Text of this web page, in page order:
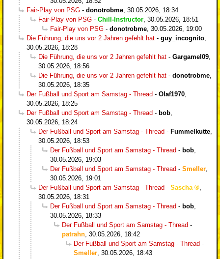
Fair-Play von PSG - donotrobme, 30.05.2026, 18:34
Fair-Play von PSG - Chill-Instructor, 30.05.2026, 18:51
Fair-Play von PSG - donotrobme, 30.05.2026, 19:00
Die Führung, die uns vor 2 Jahren gefehlt hat - guy_incognito,
30.05.2026, 18:28
Die Führung, die uns vor 2 Jahren gefehlt hat - Gargamel09,
30.05.2026, 18:56
Die Führung, die uns vor 2 Jahren gefehlt hat - donotrobme,
30.05.2026, 18:35
Der Fußball und Sport am Samstag - Thread - Olaf1970,
30.05.2026, 18:25
Der Fußball und Sport am Samstag - Thread - bob,
30.05.2026, 18:24
Der Fußball und Sport am Samstag - Thread - Fummelkutte,
30.05.2026, 18:53
Der Fußball und Sport am Samstag - Thread - bob,
30.05.2026, 19:03
Der Fußball und Sport am Samstag - Thread - Smeller,
30.05.2026, 19:01
Der Fußball und Sport am Samstag - Thread - Sascha
,
30.05.2026, 18:31
Der Fußball und Sport am Samstag - Thread - bob,
30.05.2026, 18:33
Der Fußball und Sport am Samstag - Thread -
patrahn, 30.05.2026, 18:42
Der Fußball und Sport am Samstag - Thread -
Smeller, 30.05.2026, 18:43